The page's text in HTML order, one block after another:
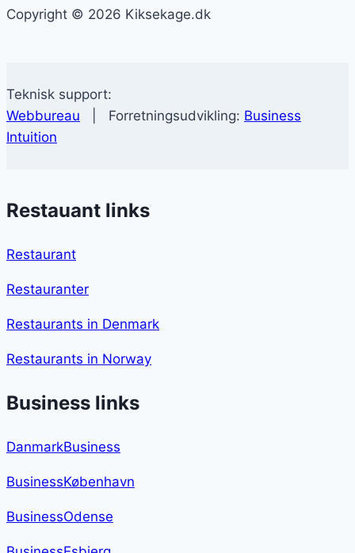
Copyright © 2026 Kiksekage.dk
Teknisk support:
Webbureau | Forretningsudvikling: Business
Intuition
Restauant links
Restaurant
Restauranter
Restaurants in Denmark
Restaurants in Norway
Business links
DanmarkBusiness
BusinessKøbenhavn
BusinessOdense